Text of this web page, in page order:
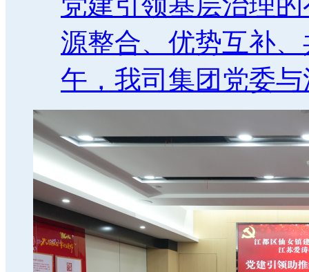
源整合、优势互补
午，我司集团党委